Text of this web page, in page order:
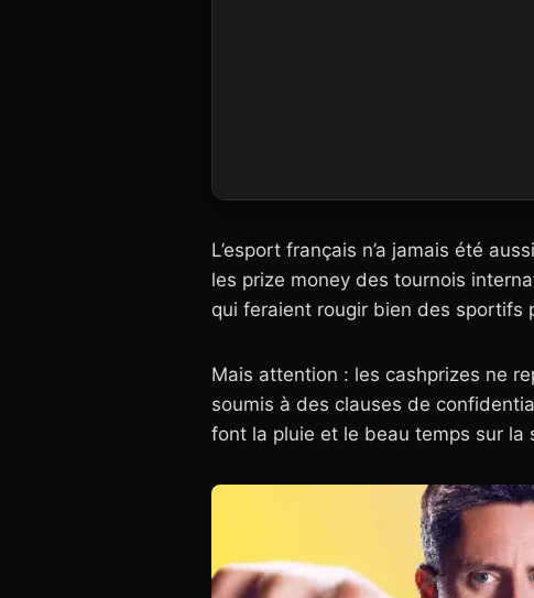
L’esport français n’a jamais été
les prize money des tournois
qui feraient rougir bien des sportifs
Mais attention : les cashprizes ne
soumis à des clauses de
font la pluie et le beau temps sur la